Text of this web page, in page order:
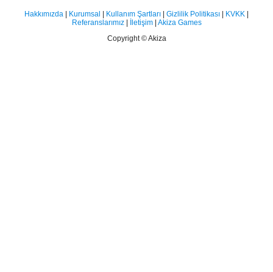
Hakkımızda | Kurumsal | Kullanım Şartları | Gizlilik Politikası | KVKK |
Referanslarımız| İletişim| Akiza Games
Copyright © Akiza